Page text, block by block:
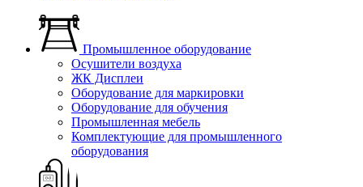
Промышленное оборудование
Осушители воздуха
ЖК Дисплеи
Оборудование для маркировки
Оборудование для обучения
Промышленная мебель
Комплектующие для промышленного
оборудования